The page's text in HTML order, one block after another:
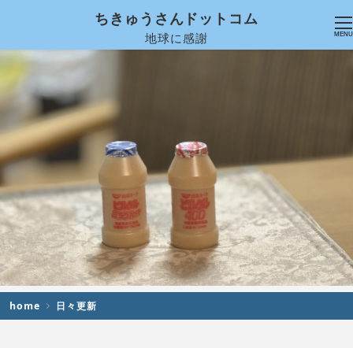
ちきゅうさんドットコム
地球に感謝 MENU
home 日々更新